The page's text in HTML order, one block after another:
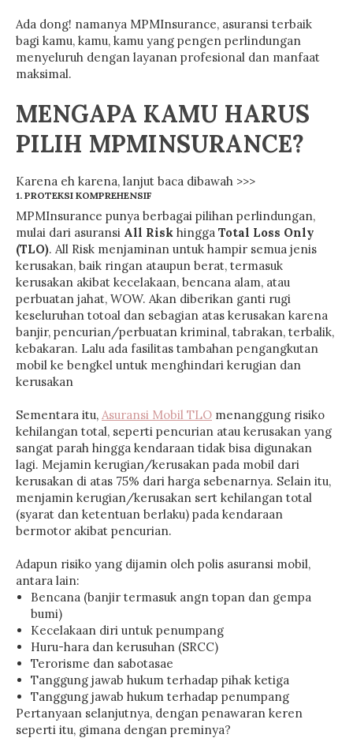
Ada dong! namanya MPMInsurance, asuransi terbaik
bagi kamu, kamu, kamu yang pengen perlindungan
menyeluruh dengan layanan profesional dan manfaat
maksimal.
MENGAPA KAMU HARUS
PILIH MPMINSURANCE?
Karena eh karena, lanjut baca dibawah >>>
1. PROTEKSI KOMPREHENSIF
MPMInsurance punya berbagai pilihan perlindungan,
mulai dari asuransi All Risk hingga Total Loss Only
(TLO). All Risk menjaminan untuk hampir semua jenis
kerusakan, baik ringan ataupun berat, termasuk
kerusakan akibat kecelakaan, bencana alam, atau
perbuatan jahat, WOW. Akan diberikan ganti rugi
keseluruhan totoal dan sebagian atas kerusakan karena
banjir, pencurian/perbuatan kriminal, tabrakan, terbalik,
kebakaran. Lalu ada fasilitas tambahan pengangkutan
mobil ke bengkel untuk menghindari kerugian dan
kerusakan
Sementara itu, Asuransi Mobil TLO menanggung risiko
kehilangan total, seperti pencurian atau kerusakan yang
sangat parah hingga kendaraan tidak bisa digunakan
lagi. Mejamin kerugian/kerusakan pada mobil dari
kerusakan di atas 75% dari harga sebenarnya. Selain itu,
menjamin kerugian/kerusakan sert kehilangan total
(syarat dan ketentuan berlaku) pada kendaraan
bermotor akibat pencurian.
Adapun risiko yang dijamin oleh polis asuransi mobil,
antara lain:
Bencana (banjir termasuk angn topan dan gempa
bumi)
Kecelakaan diri untuk penumpang
Huru-hara dan kerusuhan (SRCC)
Terorisme dan sabotasae
Tanggung jawab hukum terhadap pihak ketiga
Tanggung jawab hukum terhadap penumpang
Pertanyaan selanjutnya, dengan penawaran keren
seperti itu, gimana dengan preminya?